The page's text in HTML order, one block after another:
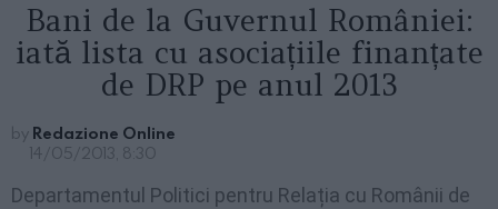
Bani de la Guvernul României:
iată lista cu asociațiile finanțate
de DRP pe anul 2013
by Redazione Online
14/05/2013, 8:30
Departamentul Politici pentru Relația cu Românii de